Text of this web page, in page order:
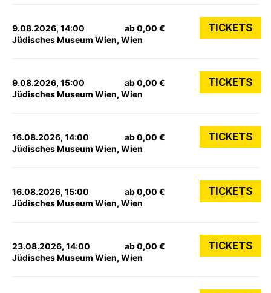
9.08.2026, 14:00
Jüdisches Museum Wien, Wien
ab 0,00 € TICKETS
9.08.2026, 15:00
Jüdisches Museum Wien, Wien
ab 0,00 € TICKETS
16.08.2026, 14:00
Jüdisches Museum Wien, Wien
ab 0,00 € TICKETS
16.08.2026, 15:00
Jüdisches Museum Wien, Wien
ab 0,00 € TICKETS
23.08.2026, 14:00
Jüdisches Museum Wien, Wien
ab 0,00 € TICKETS